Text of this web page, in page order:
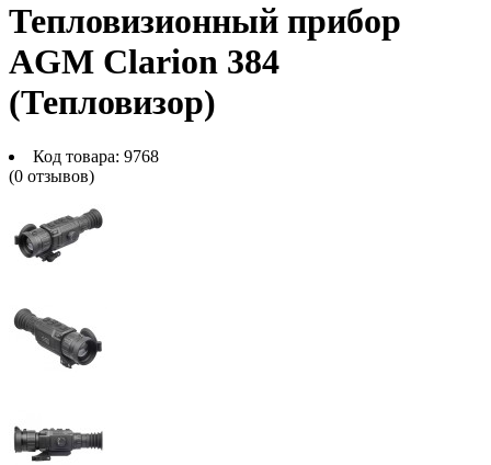
Тепловизионный прибор
AGM Clarion 384
(Тепловизор)
Код товара: 9768
(0 отзывов)